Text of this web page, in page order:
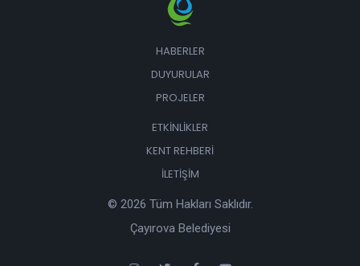
HABERLER
DUYURULAR
PROJELER
ETKINLIKLER
KENT REHBERI
İLETIŞIM
© 2026 Tüm Hakları Saklıdır.
Çayırova Belediyesi